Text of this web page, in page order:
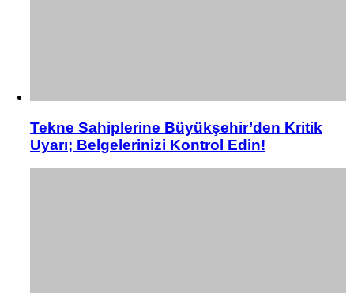
Tekne Sahiplerine Büyükşehir’den Kritik
Uyarı; Belgelerinizi Kontrol Edin!